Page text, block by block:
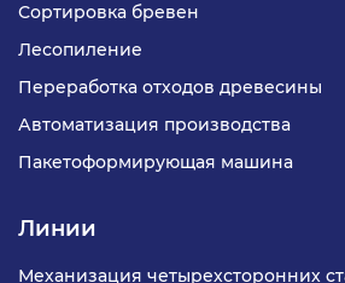
Сортировка бревен
Лесопиление
Переработка отходов древесины
Автоматизация производства
Пакетоформирующая машина
Линии
Механизация четырехсторонних